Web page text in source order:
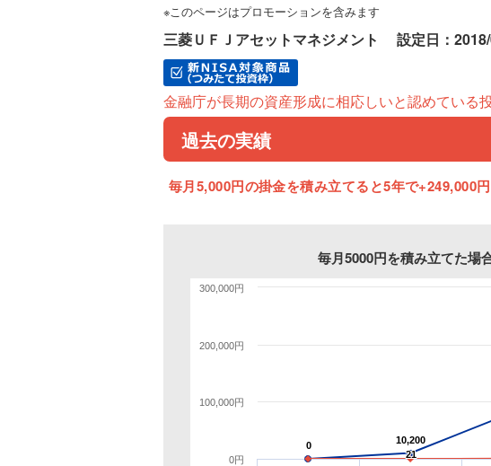
※このページはプロモーションを含みます
三菱ＵＦＪアセットマネジメント 設定日：
金融庁が長期の資産形成に相応しいと認めている
過去の実績
毎月5,000円の掛金を積み立てると5年で+249,000
毎月5000円を積み立てた場
0
0 10,200
10,200
21
21
0円
100,000円
200,000円
300,000円